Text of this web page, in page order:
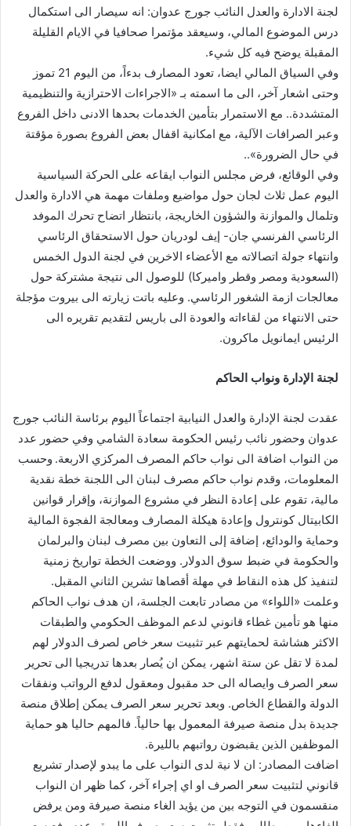
لجنة الادارة والعدل النائب جورج عدوان: انه سيصار الى استكمال
درس الموضوع المالي، وسيعقد مؤتمرا صحافيا في الايام القليلة
المقبلة يوضح فيه كل شيء.
وفي السياق المالي ايضا، تعود المصارف بدءاً، من اليوم 21 تموز
وحتى اشعار آخر، الى ما اسمته بـ «الاجراءات الاحترازية والتنظيمية
المتشددة.. مع الاستمرار بتأمين الخدمات بحدها الادنى داخل الفروع
وعبر الصرافات الآلية، مع امكانية اقفال بعض الفروع بصورة مؤقتة
في حال الضرورة»..
وفي الوقائع، فرض مجلس النواب ايقاعه على الحركة السياسية
اليوم عمل ثلاث لجان حول مواضيع وملفات مهمة هي الادارة والعدل
وتلمال والموازنة والشؤون الخاريجة، بانتظار اتضاح تحرك الموفد
الرئاسي الفرنسي جان- إيف لودريان حول الاستحقاق الرئاسي
وانتهاء جولة اتصالاته مع الأعضاء الاخرين في لجنة الدول الخمس
(السعودية ومصر وقطر واميركا) للوصول الى نتيجة مشتركة حول
معالجات ازمة الشغور الرئاسي. وعليه باتت زيارته الى بيروت مؤجلة
حتى الانتهاء من لقاءاته والعودة الى باريس لتقديم تقريره الى
الرئيس ايمانويل ماكرون.
لجنة الإدارة ونواب الحاكم
عقدت لجنة الإدارة والعدل النيابية اجتماعاً اليوم برئاسة النائب جورج
عدوان وحضور نائب رئيس الحكومة سعادة الشامي وفي حضور عدد
من النواب اضافة الى نواب حاكم المصرف المركزي الاربعة. وحسب
المعلومات، وقدم نواب حاكم مصرف لبنان الى اللجنة خطة نقدية
مالية، تقوم على إعادة النظر في مشروع الموازنة، وإقرار قوانين
الكابيتال كونترول وإعادة هيكلة المصارف ومعالجة الفجوة المالية
وحماية والودائع، إضافة إلى التعاون بين مصرف لبنان والبرلمان
والحكومة في ضبط سوق الدولار. ووضعت الخطة تواريخ زمنية
لتنفيذ كل هذه النقاط في مهلة أقصاها تشرين الثاني المقبل.
وعلمت «اللواء» من مصادر تابعت الجلسة، ان هدف نواب الحاكم
منها هو تأمين غطاء قانوني لدعم الموظف الحكومي والطبقات
الاكثر هشاشة لحمايتهم عبر تثبيت سعر خاص لصرف الدولار لهم
لمدة لا تقل عن ستة اشهر، يمكن ان يُصار بعدها تدريجيا الى تحرير
سعر الصرف وايصاله الى حد مقبول ومعقول لدفع الرواتب ونفقات
الدولة والقطاع الخاص. وبعد تحرير سعر الصرف يمكن إطلاق منصة
جديدة بدل منصة صيرفة المعمول بها حالياً. فالمهم حاليا هو حماية
الموظفين الذين يقبضون رواتبهم بالليرة.
اضافت المصادر: ان لا نية لدى النواب على ما يبدو لإصدار تشريع
قانوني لتثبيت سعر الصرف او اي إجراء آخر، كما ظهر ان النواب
منقسمون في التوجه بين من يؤيد الغاء منصة صيرفة ومن يرفض